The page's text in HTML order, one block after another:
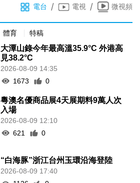
電台 / 電視 / 微視頻
體育 特稿
大潭山錄今年最高溫35.9°C 外港高
見38.2°C
2026-08-09 14:35
1673
0
粵澳名優商品展4天展期料9萬人次
入場
2026-08-09 12:10
621
0
“白海豚”浙江台州玉環沿海登陸
2026-08-09 17:40